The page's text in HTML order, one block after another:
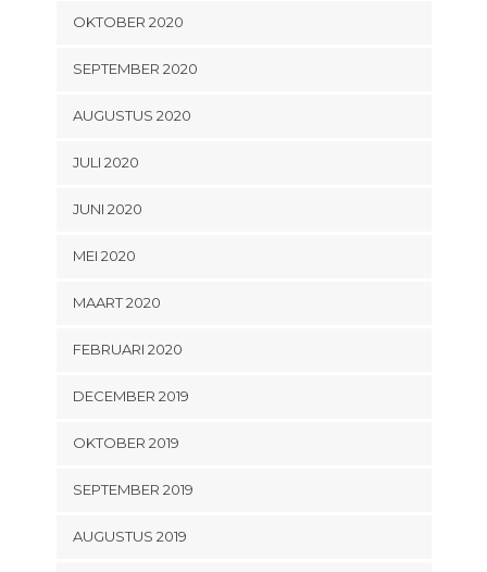
OKTOBER 2020
SEPTEMBER 2020
AUGUSTUS 2020
JULI 2020
JUNI 2020
MEI 2020
MAART 2020
FEBRUARI 2020
DECEMBER 2019
OKTOBER 2019
SEPTEMBER 2019
AUGUSTUS 2019